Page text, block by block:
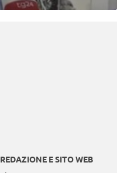
REDAZIONE E SITO WEB